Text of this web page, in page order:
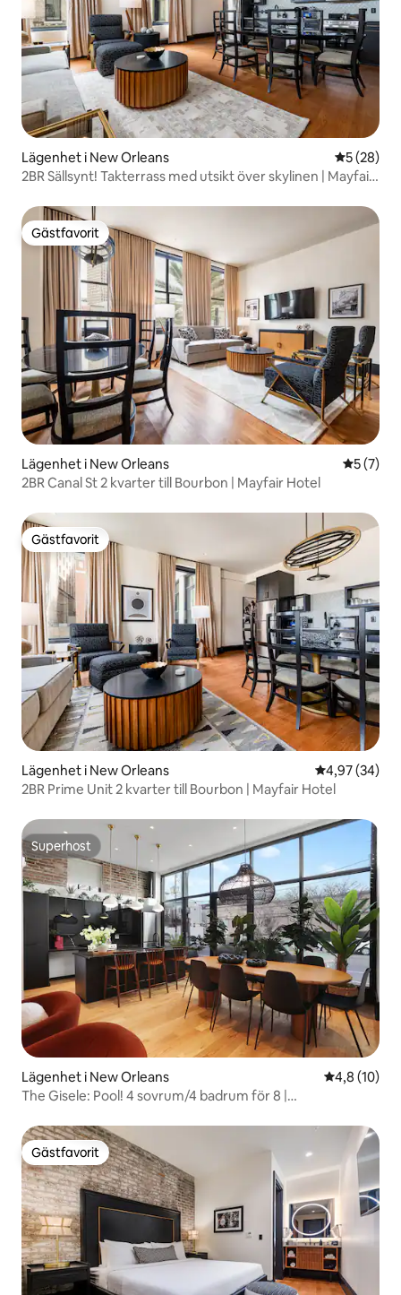
Lägenhet i New Orleans 5 av 5 i
5 (28)
2BR Sällsynt! Takterrass med utsikt över skylinen | Mayfair
Gästfavorit
Gästfavorit
Lägenhet i New Orleans 5 av 5 i
5 (7)
2BR Canal St 2 kvarter till Bourbon | Mayfair Hotel
Gästfavorit
Gästfavorit
Lägenhet i New Orleans 4,97 av 5 i
4,97 (34)
2BR Prime Unit 2 kvarter till Bourbon | Mayfair Hotel
Superhost
Superhost
Lägenhet i New Orleans 4,8 av 5 i
4,8 (10)
The Gisele: Pool! 4 sovrum/4 badrum för 8 |
Gästfavorit
Gästfavorit